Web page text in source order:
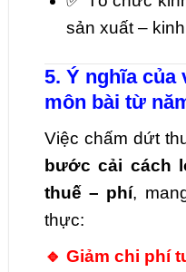
sản xuất –
5. Ý nghĩa của
môn bài từ
Việc chấm dứt
bước cải cách
thuế – phí,
thực:
🔹 Giảm chi phí